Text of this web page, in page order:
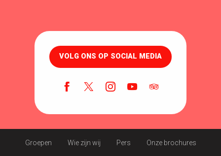
VOLG ONS OP SOCIAL MEDIA
Groepen Wie zijn wij Pers Onze brochures